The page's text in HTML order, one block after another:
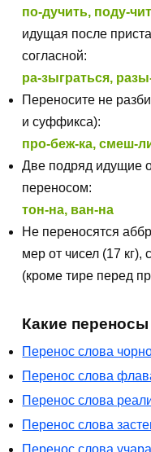
по-дучить, поду-
идущая после
согласной:
ра-зыграться,
Переносите не
и суффикса):
про-беж-ка, смеш-
Две подряд идущие
переносом:
тон-на, ван-на
Не переносятся
мер от чисел (17 кг),
(кроме тире перед
Какие
Перенос слова
Перенос слова
Перенос слова
Перенос слова
Перенос слова